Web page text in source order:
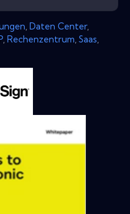
Daten Center,
Rechenzentrum Saas